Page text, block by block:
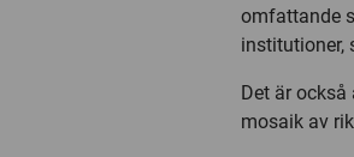
omfattande
institutioner,
Det är
mosaik av